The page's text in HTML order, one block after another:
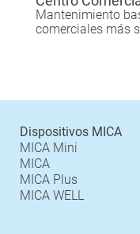
Mantenimiento
comerciales más
Dispositivos MICA
MICA Mini
MICA
MICA Plus
MICA WELL